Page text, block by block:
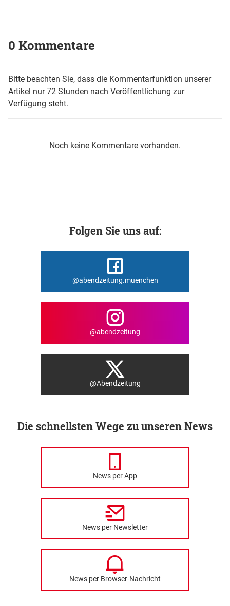
0 Kommentare
Bitte beachten Sie, dass die Kommentarfunktion unserer
Artikel nur 72 Stunden nach Veröffentlichung zur
Verfügung steht.
Noch keine Kommentare vorhanden.
Folgen Sie uns auf:
@abendzeitung.muenchen
@abendzeitung
@Abendzeitung
Die schnellsten Wege zu unseren News
News per App
News per Newsletter
News per Browser-Nachricht